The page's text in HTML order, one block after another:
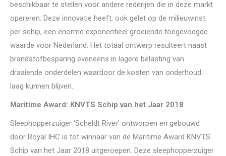
beschikbaar te stellen voor andere rederijen die in deze markt
opereren. Deze innovatie heeft, ook gelet op de milieuwinst
per schip, een enorme exponentieel groeiende toegevoegde
waarde voor Nederland. Het totaal ontwerp resulteert naast
brandstofbesparing eveneens in lagere belasting van
draaiende onderdelen waardoor de kosten van onderhoud
laag kunnen blijven.
Maritime Award: KNVTS Schip van het Jaar 2018
Sleephopperzuiger ‘Scheldt River’ ontworpen en gebouwd
door Royal IHC is tot winnaar van de Maritime Award KNVTS
Schip van het Jaar 2018 uitgeroepen. Deze sleephopperzuiger